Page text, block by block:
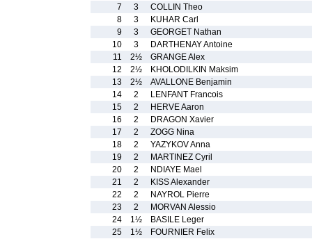
7
3
COLLIN Theo
8
3
KUHAR Carl
9
3
GEORGET Nathan
10
3
DARTHENAY Antoine
11
2½
GRANGE Alex
12
2½
KHOLODILKIN Maksim
13
2½
AVALLONE Benjamin
14
2
LENFANT Francois
15
2
HERVE Aaron
16
2
DRAGON Xavier
17
2
ZOGG Nina
18
2
YAZYKOV Anna
19
2
MARTINEZ Cyril
20
2
NDIAYE Mael
21
2
KISS Alexander
22
2
NAYROL Pierre
23
2
MORVAN Alessio
24
1½
BASILE Leger
25
1½
FOURNIER Felix